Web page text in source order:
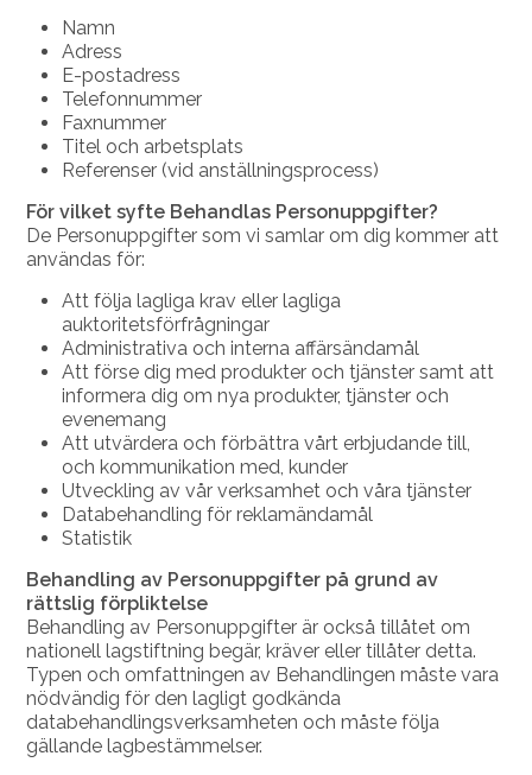
Namn
Adress
E-postadress
Telefonnummer
Faxnummer
Titel och arbetsplats
Referenser (vid anställningsprocess)
För vilket syfte Behandlas Personuppgifter?
De Personuppgifter som vi samlar om dig kommer att
användas för:
Att följa lagliga krav eller lagliga
auktoritetsförfrågningar
Administrativa och interna affärsändamål
Att förse dig med produkter och tjänster samt att
informera dig om nya produkter, tjänster och
evenemang
Att utvärdera och förbättra vårt erbjudande till,
och kommunikation med, kunder
Utveckling av vår verksamhet och våra tjänster
Databehandling för reklamändamål
Statistik
Behandling av Personuppgifter på grund av
rättslig förpliktelse
Behandling av Personuppgifter är också tillåtet om
nationell lagstiftning begär, kräver eller tillåter detta.
Typen och omfattningen av Behandlingen måste vara
nödvändig för den lagligt godkända
databehandlingsverksamheten och måste följa
gällande lagbestämmelser.